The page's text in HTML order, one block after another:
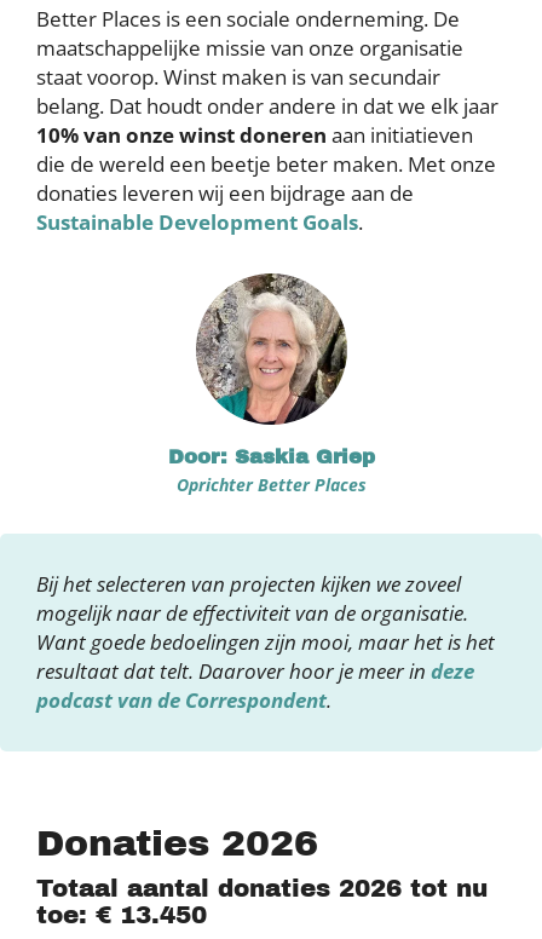
Better Places is een sociale onderneming. De
maatschappelijke missie van onze organisatie
staat voorop. Winst maken is van secundair
belang. Dat houdt onder andere in dat we elk jaar
10% van onze winst doneren aan initiatieven
die de wereld een beetje beter maken. Met onze
donaties leveren wij een bijdrage aan de
Sustainable Development Goals.
Door: Saskia Griep
Oprichter Better Places
Bij het selecteren van projecten kijken we zoveel
mogelijk naar de effectiviteit van de organisatie.
Want goede bedoelingen zijn mooi, maar het is het
resultaat dat telt. Daarover hoor je meer in deze
podcast van de Correspondent.
Donaties 2026
Totaal aantal donaties 2026 tot nu
toe: € 13.450